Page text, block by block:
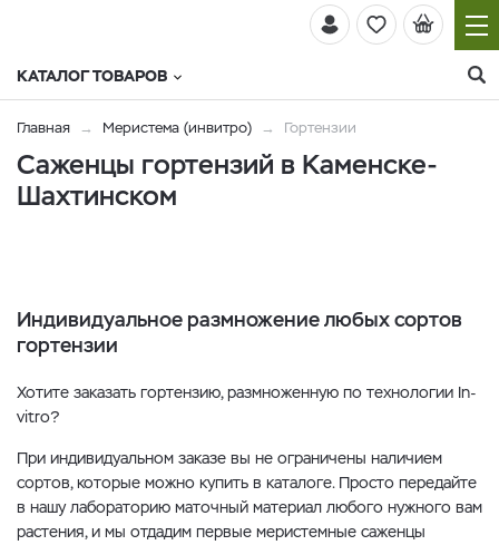
КАТАЛОГ ТОВАРОВ
Главная Меристема (инвитро) Гортензии
Саженцы гортензий в Каменске-
Шахтинском
Индивидуальное размножение любых сортов
гортензии
Хотите заказать гортензию, размноженную по технологии In-
vitro?
При индивидуальном заказе вы не ограничены наличием
сортов, которые можно купить в каталоге. Просто передайте
в нашу лабораторию маточный материал любого нужного вам
растения, и мы отдадим первые меристемные саженцы